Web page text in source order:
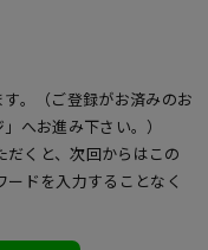
。（ご登録がお済みのお
へお進み下さい。）
くと、次回からはこの
ードを入力することなく